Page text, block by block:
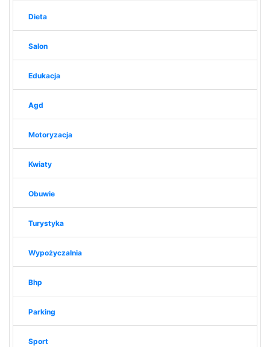
Dieta
Salon
Edukacja
Agd
Motoryzacja
Kwiaty
Obuwie
Turystyka
Wypożyczalnia
Bhp
Parking
Sport